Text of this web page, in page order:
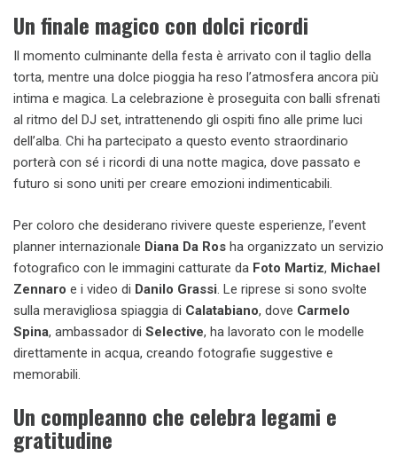
Un finale magico con dolci ricordi
Il momento culminante della festa è arrivato con il taglio della
torta, mentre una dolce pioggia ha reso l’atmosfera ancora più
intima e magica. La celebrazione è proseguita con balli sfrenati
al ritmo del DJ set, intrattenendo gli ospiti fino alle prime luci
dell’alba. Chi ha partecipato a questo evento straordinario
porterà con sé i ricordi di una notte magica, dove passato e
futuro si sono uniti per creare emozioni indimenticabili.
Per coloro che desiderano rivivere queste esperienze, l’event
planner internazionale Diana Da Ros ha organizzato un servizio
fotografico con le immagini catturate da Foto Martiz, Michael
Zennaro e i video di Danilo Grassi . Le riprese si sono svolte
sulla meravigliosa spiaggia di Calatabiano, dove Carmelo
Spina, ambassador di Selective, ha lavorato con le modelle
direttamente in acqua, creando fotografie suggestive e
memorabili.
Un compleanno che celebra legami e
gratitudine